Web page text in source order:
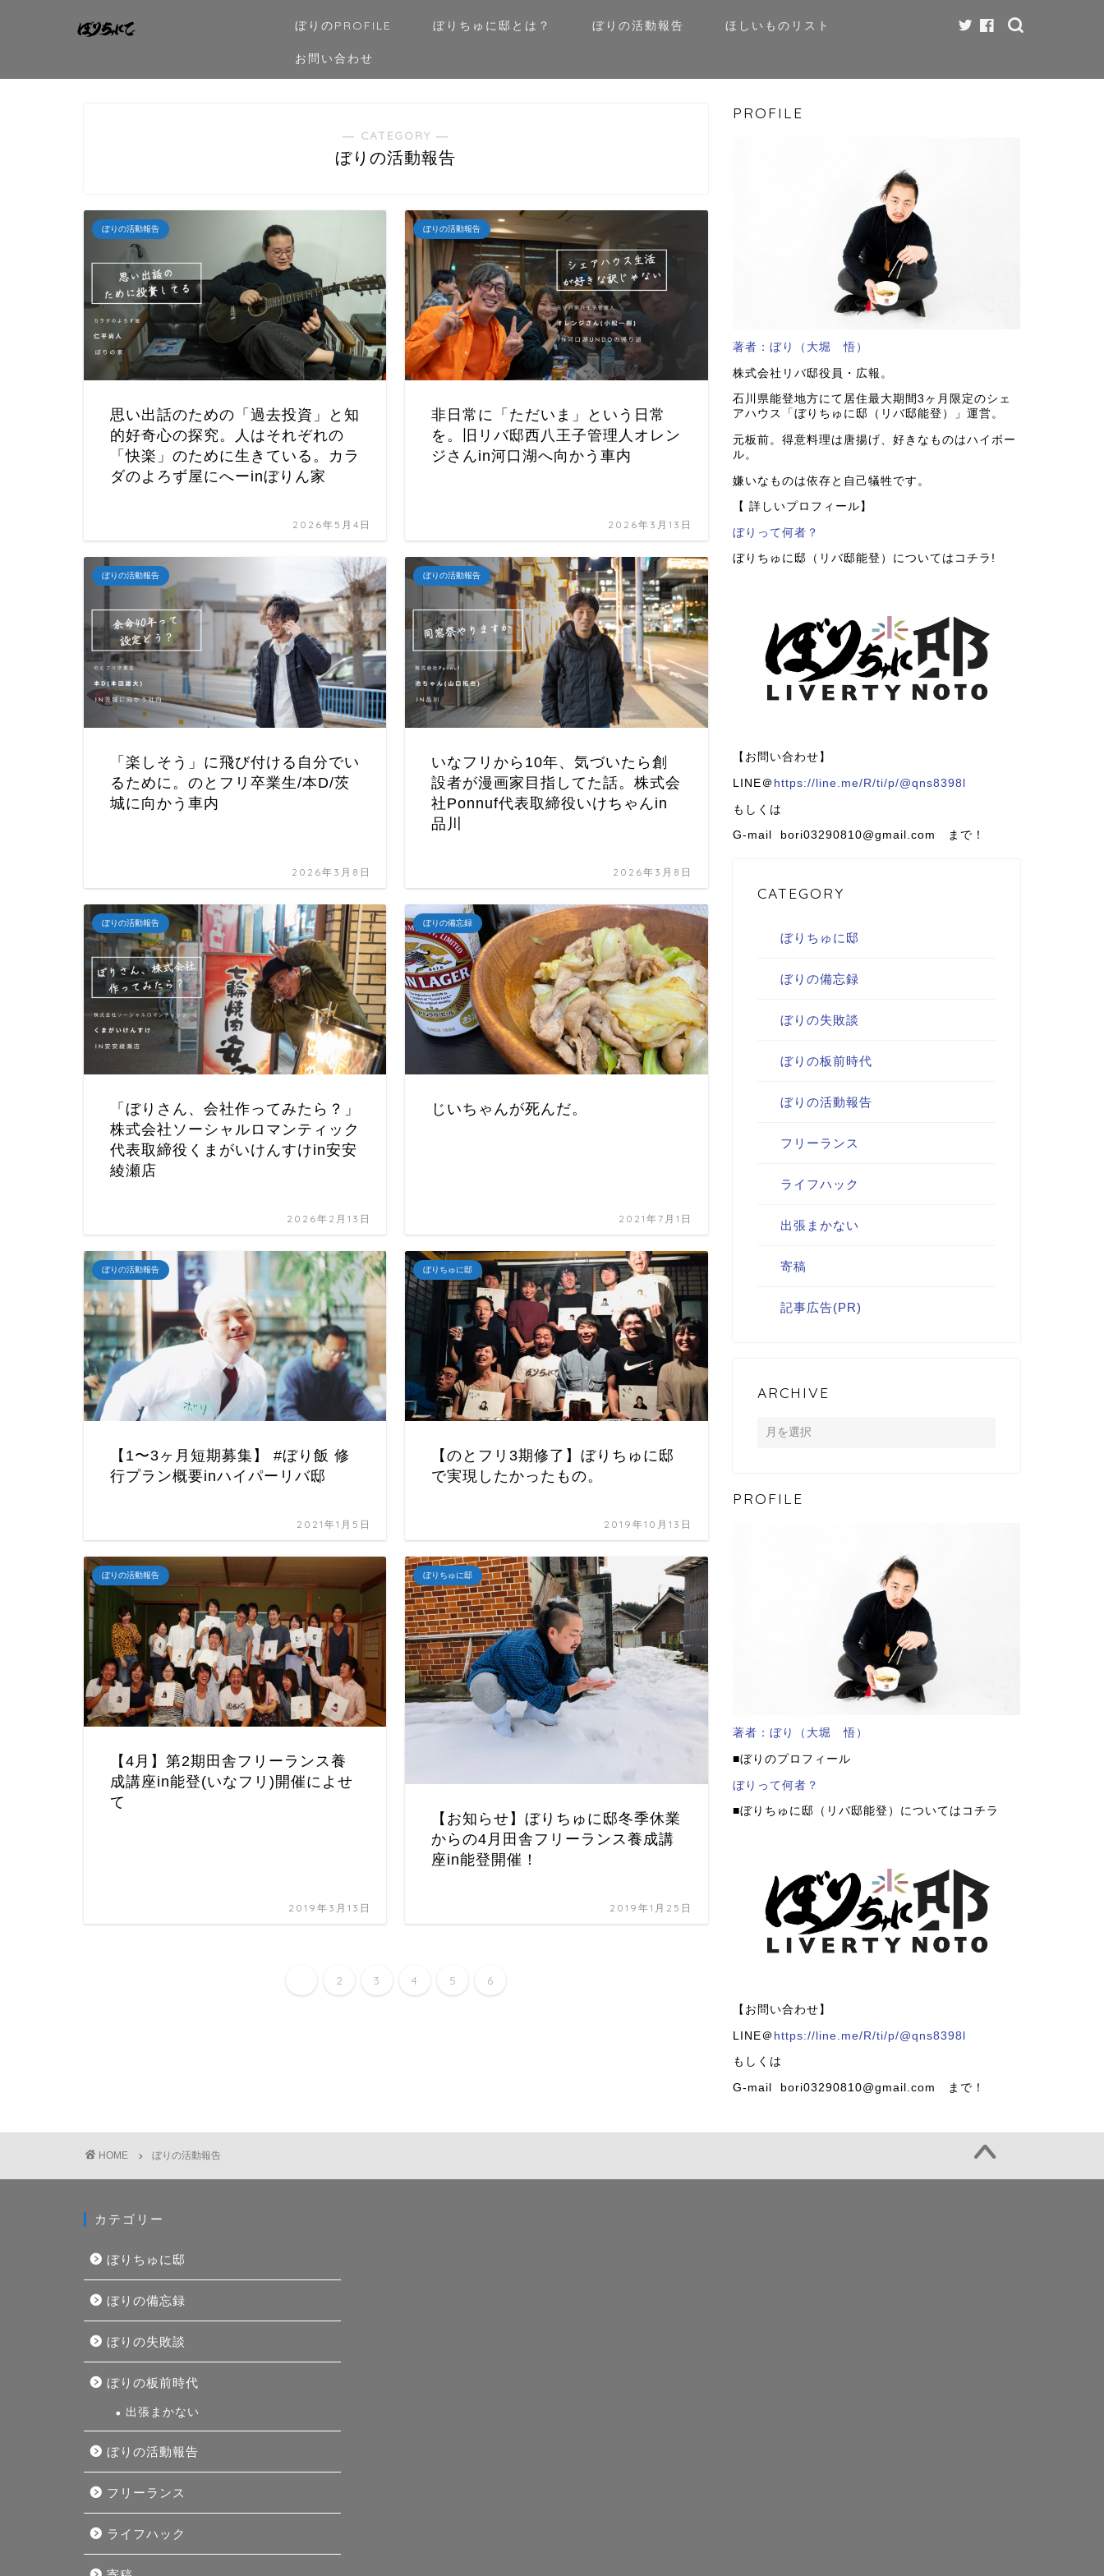
ぼりのPROFILE ぼりちゅに邸とは？ ぼりの活動報告 ほしいものリスト
お問い合わせ
― CATEGORY ―
ぼりの活動報告
ぼりの活動報告
思い出話のための「過去投資」と知
的好奇心の探究。人はそれぞれの
「快楽」のために生きている。カラ
ダのよろず屋にへーinぼりん家
2026年5月4日
ぼりの活動報告
非日常に「ただいま」という日常
を。旧リバ邸西八王子管理人オレン
ジさんin河口湖へ向かう車内
2026年3月13日
ぼりの活動報告
「楽しそう」に飛び付ける自分でい
るために。のとフリ卒業生/本D/茨
城に向かう車内
2026年3月8日
ぼりの活動報告
いなフリから10年、気づいたら創
設者が漫画家目指してた話。株式会
社Ponnuf代表取締役いけちゃんin
品川
2026年3月8日
ぼりの活動報告
「ぼりさん、会社作ってみたら？」
株式会社ソーシャルロマンティック
代表取締役くまがいけんすけin安安
綾瀬店
2026年2月13日
ぼりの備忘録
じいちゃんが死んだ。
2021年7月1日
ぼりの活動報告
【1〜3ヶ月短期募集】 #ぼり飯 修
行プラン概要inハイパーリバ邸
2021年1月5日
ぼりちゅに邸
【のとフリ3期修了】ぼりちゅに邸
で実現したかったもの。
2019年10月13日
ぼりの活動報告
【4月】第2期田舎フリーランス養
成講座in能登(いなフリ)開催によせ
て
2019年3月13日
ぼりちゅに邸
【お知らせ】ぼりちゅに邸冬季休業
からの4月田舎フリーランス養成講
座in能登開催！
2019年1月25日
2 3 4 5 6
PROFILE
著者：ぼり（大堀 悟）
株式会社リバ邸役員・広報。
石川県能登地方にて居住最大期間3ヶ月限定のシェ
アハウス「ぼりちゅに邸（リバ邸能登）」運営。
元板前。得意料理は唐揚げ、好きなものはハイボー
ル。
嫌いなものは依存と自己犠牲です。
【 詳しいプロフィール】
ぼりって何者？
ぼりちゅに邸（リバ邸能登）についてはコチラ!
【お問い合わせ】
LINE＠ https://line.me/R/ti/p/@qns8398l
もしくは
G-mail bori03290810@gmail.com まで！
CATEGORY
ぼりちゅに邸
ぼりの備忘録
ぼりの失敗談
ぼりの板前時代
ぼりの活動報告
フリーランス
ライフハック
出張まかない
寄稿
記事広告(PR)
ARCHIVE
PROFILE
著者：ぼり（大堀 悟）
■ぼりのプロフィール
ぼりって何者？
■ぼりちゅに邸（リバ邸能登）についてはコチラ
【お問い合わせ】
LINE＠ https://line.me/R/ti/p/@qns8398l
もしくは
G-mail bori03290810@gmail.com まで！
HOME ぼりの活動報告
カテゴリー
ぼりちゅに邸
ぼりの備忘録
ぼりの失敗談
ぼりの板前時代
出張まかない
ぼりの活動報告
フリーランス
ライフハック